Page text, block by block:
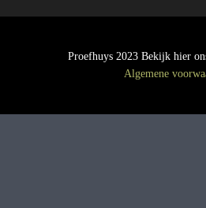
Proefhuys 2023 Bekijk hier
Algemene